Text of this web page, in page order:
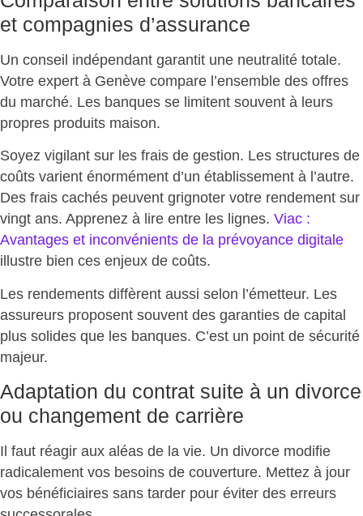
et compagnies d’assurance
Un conseil indépendant garantit une neutralité totale.
Votre expert à Genève compare l’ensemble des offres
du marché. Les banques se limitent souvent à leurs
propres produits maison.
Soyez vigilant sur les frais de gestion. Les structures de
coûts varient énormément d’un établissement à l’autre.
Des frais cachés peuvent grignoter votre rendement sur
vingt ans. Apprenez à lire entre les lignes. Viac :
Avantages et inconvénients de la prévoyance digitale
illustre bien ces enjeux de coûts.
Les rendements diffèrent aussi selon l’émetteur. Les
assureurs proposent souvent des garanties de capital
plus solides que les banques. C’est un point de sécurité
majeur.
Adaptation du contrat suite à un divorce
ou changement de carrière
Il faut réagir aux aléas de la vie. Un divorce modifie
radicalement vos besoins de couverture. Mettez à jour
vos bénéficiaires sans tarder pour éviter des erreurs